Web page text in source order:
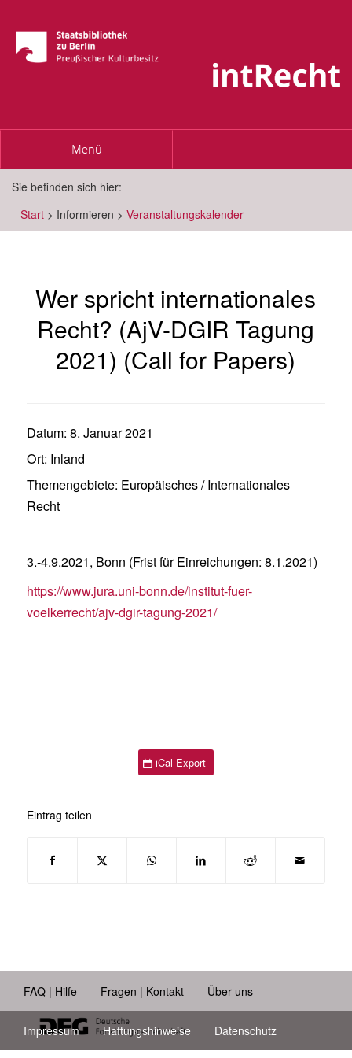
Toggle
Menü
Sie befinden sich hier:
Start > Informieren > Veranstaltungskalender
Wer spricht internationales
Recht? (AjV-DGIR Tagung
2021) (Call for Papers)
Datum: 8. Januar 2021
Ort: Inland
Themengebiete: Europäisches / Internationales
Recht
3.-4.9.2021, Bonn (Frist für Einreichungen: 8.1.2021)
https://www.jura.uni-bonn.de/institut-fuer-
voelkerrecht/ajv-dgir-tagung-2021/
iCal-Export
Eintrag teilen
FAQ | Hilfe Fragen | Kontakt Über uns
Impressum Haftungshinweise Datenschutz